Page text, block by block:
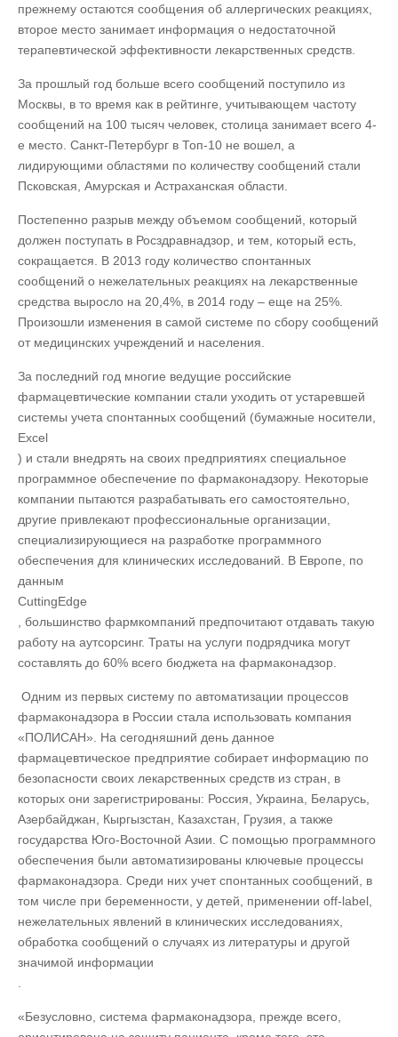
прежнему остаются сообщения об аллергических реакциях,
второе место занимает информация о недостаточной
терапевтической эффективности лекарственных средств.
За прошлый год больше всего сообщений поступило из
Москвы, в то время как в рейтинге, учитывающем частоту
сообщений на 100 тысяч человек, столица занимает всего 4-
е место. Санкт-Петербург в Топ-10 не вошел, а
лидирующими областями по количеству сообщений стали
Псковская, Амурская и Астраханская области.
Постепенно разрыв между объемом сообщений, который
должен поступать в Росздравнадзор, и тем, который есть,
сокращается. В 2013 году количество спонтанных
сообщений о нежелательных реакциях на лекарственные
средства выросло на 20,4%, в 2014 году – еще на 25%.
Произошли изменения в самой системе по сбору сообщений
от медицинских учреждений и населения.
За последний год многие ведущие российские
фармацевтические компании стали уходить от устаревшей
системы учета спонтанных сообщений (бумажные носители,
Excel
) и стали внедрять на своих предприятиях специальное
программное обеспечение по фармаконадзору. Некоторые
компании пытаются разрабатывать его самостоятельно,
другие привлекают профессиональные организации,
специализирующиеся на разработке программного
обеспечения для клинических исследований. В Европе, по
данным
CuttingEdge
, большинство фармкомпаний предпочитают отдавать такую
работу на аутсорсинг. Траты на услуги подрядчика могут
составлять до 60% всего бюджета на фармаконадзор.
Одним из первых систему по автоматизации процессов
фармаконадзора в России стала использовать компания
«ПОЛИСАН». На сегодняшний день данное
фармацевтическое предприятие собирает информацию по
безопасности своих лекарственных средств из стран, в
которых они зарегистрированы: Россия, Украина, Беларусь,
Азербайджан, Кыргызстан, Казахстан, Грузия, а также
государства Юго-Восточной Азии. С помощью программного
обеспечения были автоматизированы ключевые процессы
фармаконадзора. Среди них учет спонтанных сообщений, в
том числе при беременности, у детей, применении off-label,
нежелательных явлений в клинических исследованиях,
обработка сообщений о случаях из литературы и другой
значимой информации
«Безусловно, система фармаконадзора, прежде всего,